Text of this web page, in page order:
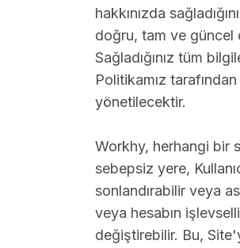
hakkınızda
doğru, tam ve güncel
Sağladığınız tüm
Politikamız tarafından
yönetilecektir.
Workhy, herhangi bir
sebepsiz yere,
sonlandırabilir veya
veya hesabın
değiştirebilir. Bu,